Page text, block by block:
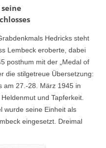
Hedricks steht
Lembeck eroberte, dabei
posthum mit der „Medal of
die stilgetreue Übersetzung:
am 27.-28. März 1945 in
und Tapferkeit.
wurde seine Einheit als
eingesetzt. Dreimal